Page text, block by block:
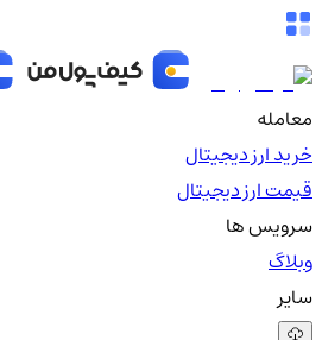
معامله
خرید ارز دیجیتال
قیمت ارز دیجیتال
سرویس ها
وبلاگ
سایر